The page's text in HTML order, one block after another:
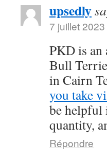
upsedly
7 juillet
PKD is an
Bull
in Cairn
you take
be helpful
quantity,
Répondre